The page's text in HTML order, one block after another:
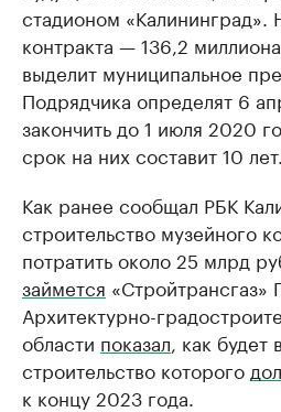
стадионом «Калининград».
контракта — 136,2
выделит муниципальное
Подрядчика определят 6
закончить до 1 июля 2020
срок на них составит 10 лет.
Как ранее сообщал РБК
строительство музейного
потратить около 25 млрд
займется «Стройтрансгаз»
Архитектурно-
области показал , как
строительство которого
к концу 2023 года.